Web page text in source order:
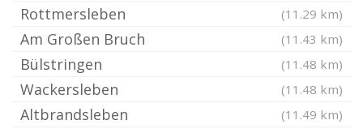
Rottmersleben (11.29 km)
Am Großen Bruch (11.43 km)
Bülstringen (11.48 km)
Wackersleben (11.48 km)
Altbrandsleben (11.49 km)